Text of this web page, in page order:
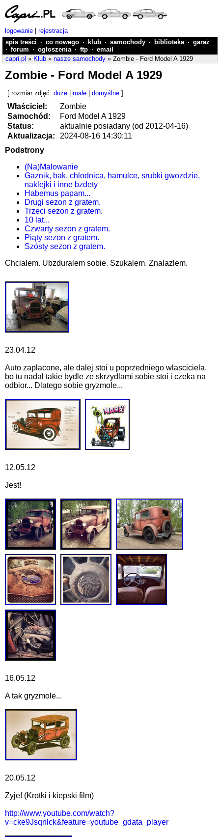
logowanie
rejestracja
spis treści · co nowego · klub · samochody · biblioteka · garaż
· forum · ogłoszenia · ftp · email
capri.pl » Klub » nasze samochody » Zombie - Ford Model A 1929
Zombie - Ford Model A 1929
[ rozmiar zdjęć: duże małe domyślne ]
Właściciel:
Zombie
Samochód:
Ford Model A 1929
Status:
aktualnie posiadany (od 2012-04-16)
Aktualizacja:
2024-08-16 14:30:11
Podstrony
(Na)Malowanie
Gaznik, bak, chlodnica, hamulce, srubki gwozdzie,
naklejki i inne bzdety
Habemus papam...
Drugi sezon z gratem.
Trzeci sezon z gratem.
10 lat...
Czwarty sezon z gratem.
Piąty sezon z gratem.
Szósty sezon z gratem.
Chcialem. Ubzduralem sobie. Szukalem. Znalazlem.
23.04.12
Auto zaplacone, ale dalej stoi u poprzedniego wlasciciela,
bo tu nadal takie bydle ze skrzydlami sobie stoi i czeka na
odbior... Dlatego sobie gryzmole...
12.05.12
Jest!
16.05.12
A tak gryzmole...
20.05.12
Zyje! (Krotki i kiepski film)
http://www.youtube.com/watch?
v=cke9Jsqnlck&feature=youtube_gdata_player